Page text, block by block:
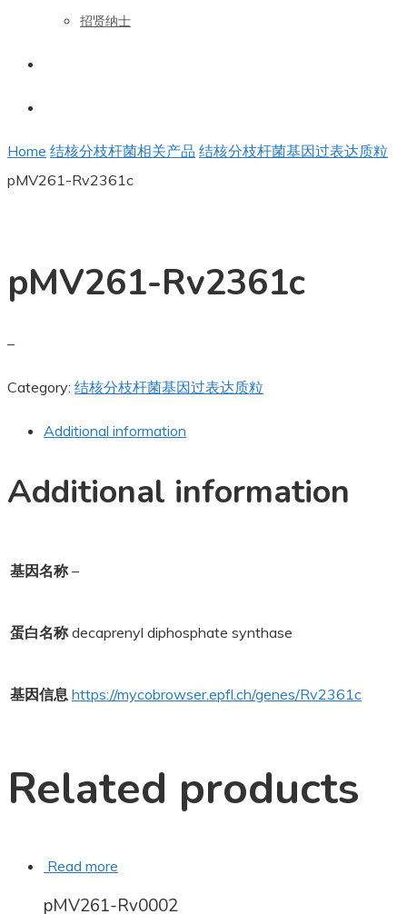
招贤纳士
Home 结核分枝杆菌相关产品 结核分枝杆菌基因过表达质粒
pMV261-Rv2361c
pMV261-Rv2361c
–
Category: 结核分枝杆菌基因过表达质粒
Additional information
Additional information
基因名称 –
蛋白名称 decaprenyl diphosphate synthase
基因信息 https://mycobrowser.epfl.ch/genes/Rv2361c
Related products
Read more
pMV261-Rv0002